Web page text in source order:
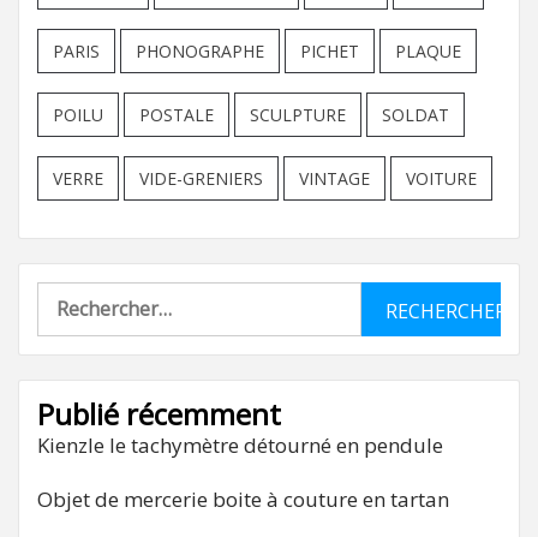
PARIS PHONOGRAPHE PICHET PLAQUE
POILU POSTALE SCULPTURE SOLDAT
VERRE VIDE-GRENIERS VINTAGE VOITURE
Rechercher :
Publié récemment
Kienzle le tachymètre détourné en pendule
Objet de mercerie boite à couture en tartan